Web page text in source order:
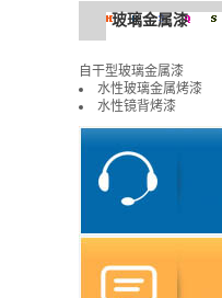
玻璃金属漆
自干型玻璃金属漆
水性玻璃金属烤漆
水性镜背烤漆